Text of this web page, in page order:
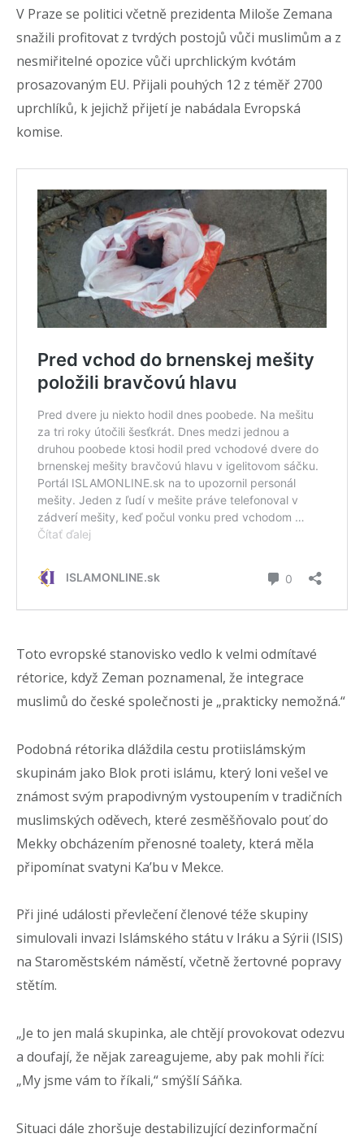
V Praze se politici včetně prezidenta Miloše Zemana
snažili profitovat z tvrdých postojů vůči muslimům a z
nesmiřitelné opozice vůči uprchlickým kvótám
prosazovaným EU. Přijali pouhých 12 z téměř 2700
uprchlíků, k jejichž přijetí je nabádala Evropská
komise.
Toto evropské stanovisko vedlo k velmi odmítavé
rétorice, když Zeman poznamenal, že integrace
muslimů do české společnosti je „prakticky nemožná.“
Podobná rétorika dláždila cestu protiislámským
skupinám jako Blok proti islámu, který loni vešel ve
známost svým prapodivným vystoupením v tradičních
muslimských oděvech, které zesměšňovalo pouť do
Mekky obcházením přenosné toalety, která měla
připomínat svatyni Ka’bu v Mekce.
Při jiné události převlečení členové téže skupiny
simulovali invazi Islámského státu v Iráku a Sýrii (ISIS)
na Staroměstském náměstí, včetně žertovné popravy
stětím.
„Je to jen malá skupinka, ale chtějí provokovat odezvu
a doufají, že nějak zareagujeme, aby pak mohli říci:
„My jsme vám to říkali,“ smýšlí Sáňka.
Situaci dále zhoršuje destabilizující dezinformační